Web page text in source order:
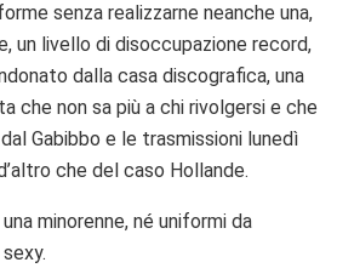
senza realizzarne neanche una,
un livello di disoccupazione record,
dalla casa discografica, una
che non sa più a chi rivolgersi e che
Gabibbo e le trasmissioni lunedì
che del caso Hollande.
minorenne, né uniformi da